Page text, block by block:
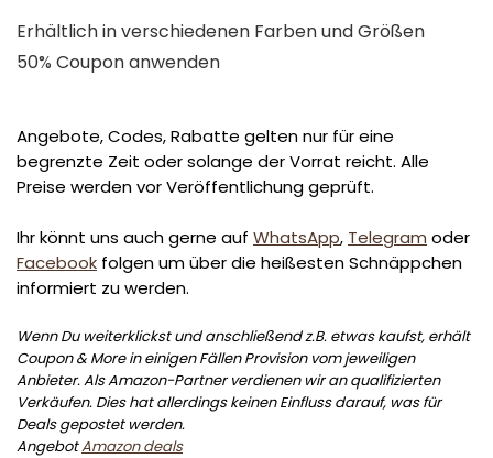
Erhältlich in verschiedenen Farben und Größen
50% Coupon anwenden
Angebote, Codes, Rabatte gelten nur für eine
begrenzte Zeit oder solange der Vorrat reicht. Alle
Preise werden vor Veröffentlichung geprüft.
Ihr könnt uns auch gerne auf WhatsApp, Telegram oder
Facebook folgen um über die heißesten Schnäppchen
informiert zu werden.
Wenn Du weiterklickst und anschließend z.B. etwas kaufst, erhält
Coupon & More in einigen Fällen Provision vom jeweiligen
Anbieter. Als Amazon-Partner verdienen wir an qualifizierten
Verkäufen. Dies hat allerdings keinen Einfluss darauf, was für
Deals gepostet werden.
AngebotAmazon deals